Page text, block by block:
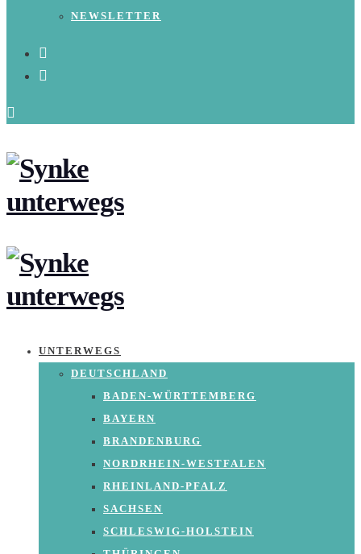
NEWSLETTER
UNTERWEGS
DEUTSCHLAND
BADEN-WÜRTTEMBERG
BAYERN
BRANDENBURG
NORDRHEIN-WESTFALEN
RHEINLAND-PFALZ
SACHSEN
SCHLESWIG-HOLSTEIN